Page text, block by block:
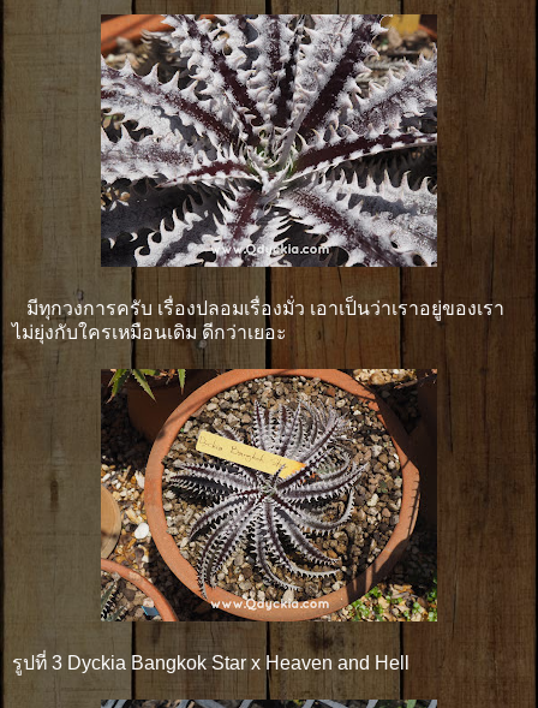
มีทุกวงการครับ เรื่องปลอมเรื่องมั่ว เอาเป็นว่าเราอยู่ของเรา
ไม่ยุ่งกับใครเหมือนเดิม ดีกว่าเยอะ
รูปที่ 3 Dyckia Bangkok Star x Heaven and Hell